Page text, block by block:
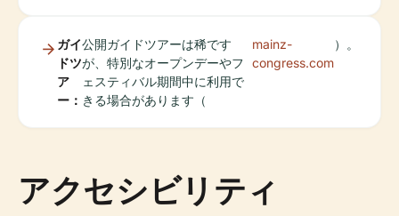
ガイ
ドツ
ア
ー：
公開ガイドツアーは稀です
が、特別なオープンデーやフ
ェスティバル期間中に利用で
きる場合があります（
mainz-
congress.com
）。
アクセシビリティ